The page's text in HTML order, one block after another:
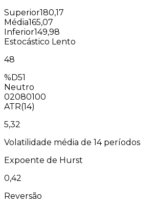
Superior180,17
Média165,07
Inferior149,98
Estocástico Lento
48
%D51
Neutro
02080100
ATR(14)
5,32
Volatilidade média de 14 períodos
Expoente de Hurst
0,42
Reversão